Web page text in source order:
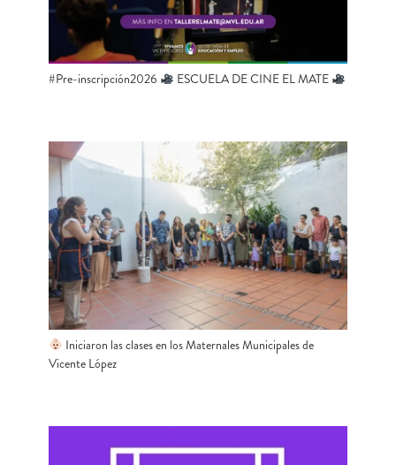
#Pre-inscripción2026 ESCUELA DE CINE EL MATE
Iniciaron las clases en los Maternales Municipales de
Vicente López